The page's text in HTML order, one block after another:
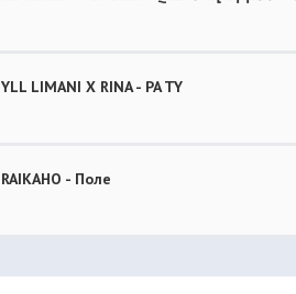
YLL LIMANI X RINA - PA TY
RAIKAHO - Поле